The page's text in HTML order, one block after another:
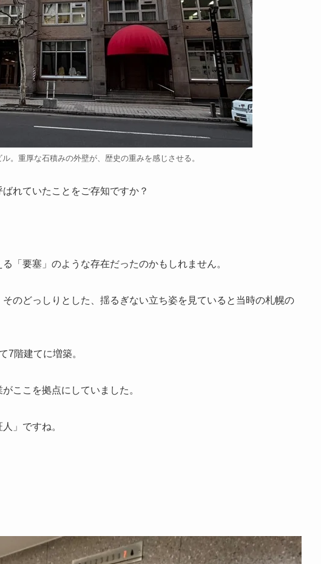
。重厚な石積みの外壁が、歴史の重みを感じさせる。
れていたことをご存知ですか？
「要塞」のような存在だったのかもしれません。
のどっしりとした、揺るぎない立ち姿を見ていると当時の札幌の
7階建てに増築。
ここを拠点にしていました。
」ですね。